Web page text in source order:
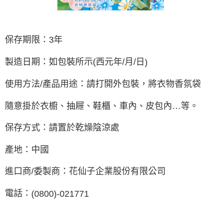
保存期限： 3年
製造日期：如包裝所示(西元年/月 / 日 )
使用方法/產品用途：請打開外包裝，將衣物香氛袋
隨意掛於衣櫥、抽屜、鞋櫃、車內、皮包內…等。
保存方式：請置於乾燥陰涼處
產地：中國
進口商/委製商：花仙子企業股份有限公司
電話： (0800)-021771